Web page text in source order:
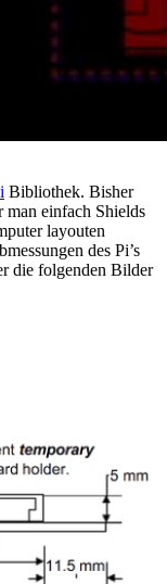
Bibliothek. Bisher
einfach Shields
layouten
des Pi’s
die folgenden Bilder